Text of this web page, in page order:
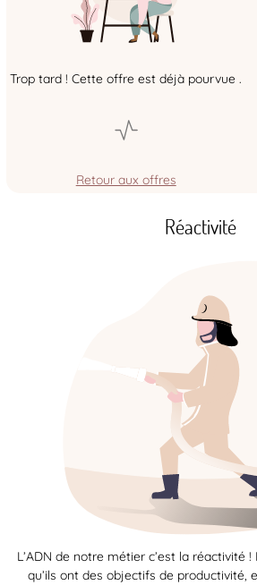
Trop tard ! Cette offre est déjà pourvue .
Retour aux offres
Réactivité
L’ADN de notre métier c’est la réactivité
qu’ils ont des objectifs de productivité,